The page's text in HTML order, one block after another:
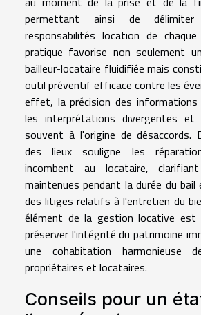
permettant ainsi de délimiter
responsabilités location de
pratique favorise non seulement
bailleur-locataire fluidifiée mais
outil préventif efficace contre les
effet, la précision des informations
les interprétations divergentes et
souvent à l'origine de désaccords.
des lieux souligne les
incombent au locataire,
maintenues pendant la durée du
des litiges relatifs à l'entretien du
élément de la gestion locative est
préserver l'intégrité du patrimoine
une cohabitation harmonieuse
propriétaires et locataires.
Conseils pour un